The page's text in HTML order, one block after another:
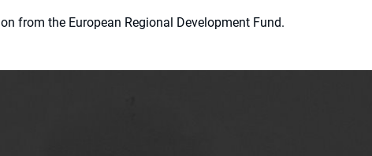
from the European Regional Development Fund.